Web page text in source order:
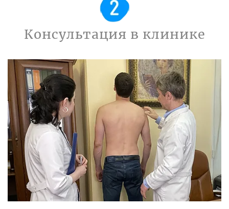
Консультация в клинике